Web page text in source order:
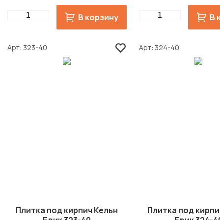
Quantity В корзину Quantity В
Арт 323-40
Плитка под кирпич Кельн
Арт 324-40
Плитка под